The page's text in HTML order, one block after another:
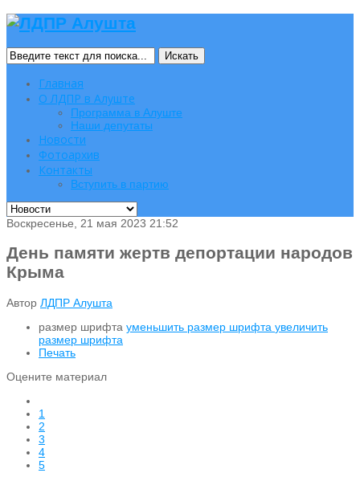
Искать
Главная
О ЛДПР в Алуште
Программа в Алуште
Наши депутаты
Новости
Фотоархив
Контакты
Вступить в партию
Воскресенье, 21 мая 2023 21:52
День памяти жертв депортации народов
Крыма
Автор ЛДПР Алушта
размер шрифта уменьшить размер шрифта увеличить
размер шрифта
Печать
Оцените материал
1
2
3
4
5